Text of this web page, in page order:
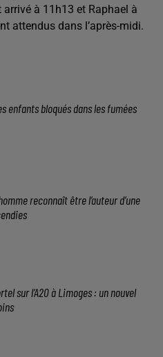
à 11h13 et Raphael à
attendus dans l’après-midi.
enfants bloqués dans les fumées
reconnaît être l’auteur d’une
sur l’A20 à Limoges : un nouvel